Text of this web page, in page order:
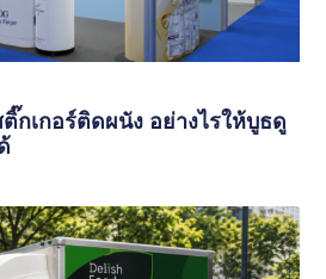
กเกอร์ติดผนัง อย่างไรให้บูธดู